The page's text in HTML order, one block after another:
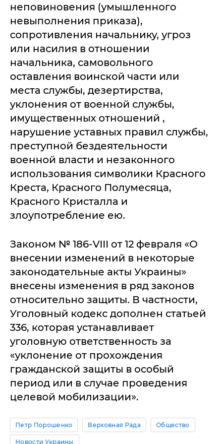
неповиновения (умышленного
невыполнения приказа),
сопротивления начальнику, угроз
или насилия в отношении
начальника, самовольного
оставления воинской части или
места службы, дезертирства,
уклонения от военной службы,
имущественных отношений ,
нарушение уставных правил службы,
преступной бездеятельности
военной власти и незаконного
использования символики Красного
Креста, Красного Полумесяца,
Красного Кристалла и
злоупотребление ею.
Законом № 186-VIII от 12 февраля «О
внесении изменений в некоторые
законодательные акты Украины»
внесены изменения в ряд законов
относительно защиты. В частности,
Уголовный кодекс дополнен статьей
336, которая устанавливает
уголовную ответственность за
«уклонение от прохождения
гражданской защиты в особый
период или в случае проведения
целевой мобилизации».
Петр Порошенко Верховная Рада Общество
Новости Украины